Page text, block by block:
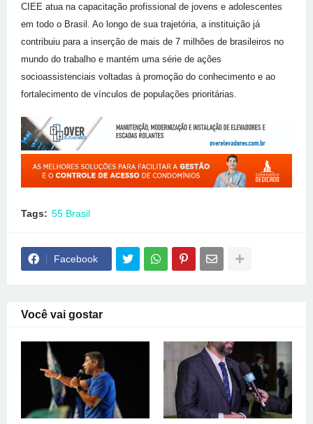
CIEE atua na capacitação profissional de jovens e adolescentes
em todo o Brasil. Ao longo de sua trajetória, a instituição já
contribuiu para a inserção de mais de 7 milhões de brasileiros no
mundo do trabalho e mantém uma série de ações
socioassistenciais voltadas à promoção do conhecimento e ao
fortalecimento de vínculos de populações prioritárias.
Tags: 55 Brasil
Facebook
Você vai gostar